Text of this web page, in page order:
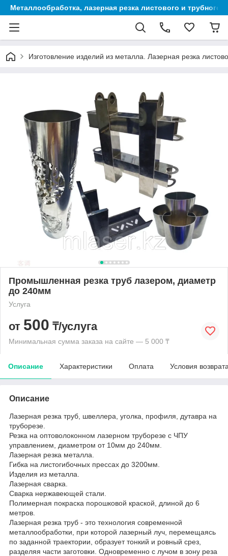
Металлообработка, лазерная резка листового и трубного
Изготовление изделий из металла. Лазерная резка
Промышленная резка труб лазером, диаметр
до 240мм
Услуга
от 500 ₸/услуга
Минимальная сумма заказа на сайте — 5 000 ₸
Описание Характеристики Оплата Условия
Описание
Лазерная резка труб, швеллера, уголка, профиля, дутавра на
труборезе.
Резка на оптоволоконном лазерном труборезе с ЧПУ
управлением, диаметром от 10мм до 240мм.
Лазерная резка металла.
Гибка на листогибочных прессах до 3200мм.
Изделия из металла.
Лазерная сварка.
Сварка нержавеющей стали.
Полимерная покраска порошковой краской, длиной до 6
метров.
Лазерная резка труб - это технология современной
металлообработки, при которой лазерный луч, перемещаясь
по заданной траектории, образует тонкий и ровный срез,
разделяя части заготовки. Одновременно с лучом в зону реза